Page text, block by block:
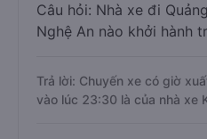
Câu hỏi: Nhà xe đi
Nghệ An nào khởi hành
Trả lời: Chuyến xe có giờ
vào lúc 23:30 là của nhà xe